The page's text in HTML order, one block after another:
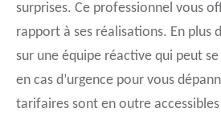
surprises. Ce professionnel vous
rapport à ses réalisations. En plus
sur une équipe réactive qui peut
en cas d’urgence pour vous
tarifaires sont en outre